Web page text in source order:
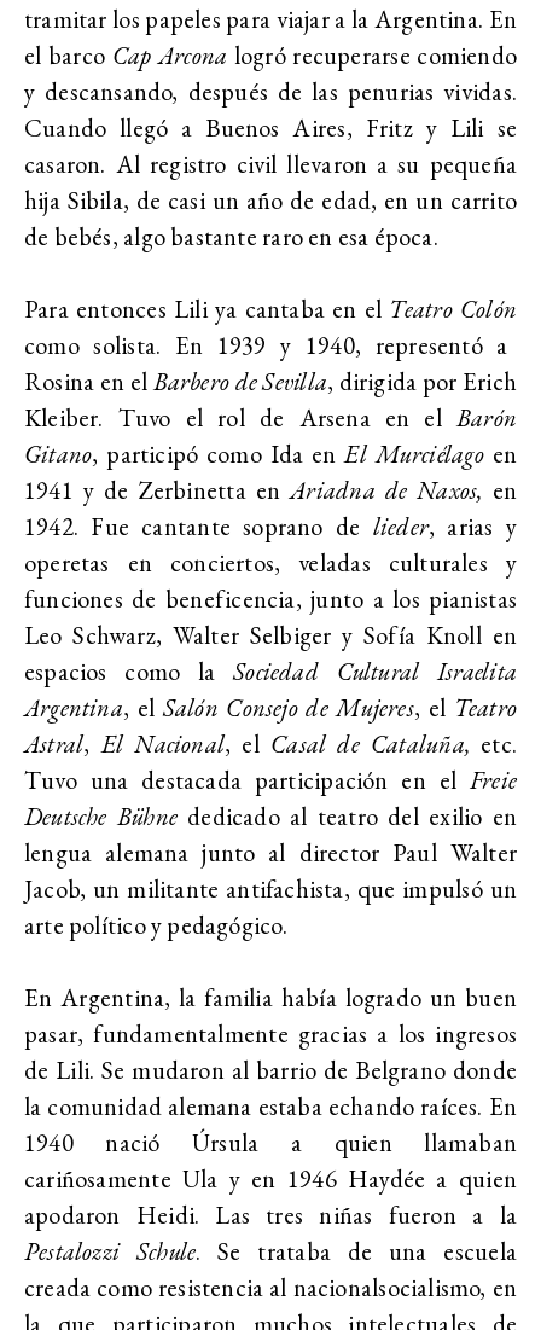
tramitar los papeles para viajar a la Argentina. En
el barco Cap Arcona logró recuperarse comiendo
y descansando, después de las penurias vividas.
Cuando llegó a Buenos Aires, Fritz y Lili se
casaron. Al registro civil llevaron a su pequeña
hija Sibila, de casi un año de edad, en un carrito
de bebés, algo bastante raro en esa época.
Para entonces Lili ya cantaba en el Teatro Colón
como solista. En 1939 y 1940, representó a
Rosina en elBarbero de Sevilla, dirigida por Erich
Kleiber. Tuvo el rol de Arsena en elBarón
Gitano, participó como Ida enEl Murciélagoen
1941 y de Zerbinetta enAriadna de Naxos, en
1942. Fue cantante soprano de lieder, arias y
operetas en conciertos, veladas culturales y
funciones de beneficencia, junto a los pianistas
Leo Schwarz, Walter Selbiger y Sofía Knoll en
espacios como laSociedad Cultural Israelita
Argentina, elSalón Consejo de Mujeres, el Teatro
Astral,El Nacional, el Casal de Cataluña, etc.
Tuvo una destacada participación en el Freie
Deutsche Bühnededicado al teatro del exilio en
lengua alemana junto al director Paul Walter
Jacob, un militante antifachista, que impulsó un
arte político y pedagógico.
En Argentina, la familia había logrado un buen
pasar, fundamentalmente gracias a los ingresos
de Lili. Se mudaron al barrio de Belgrano donde
la comunidad alemana estaba echando raíces. En
1940 nació Úrsula a quien llamaban
cariñosamente Ula y en 1946 Haydée a quien
apodaron Heidi. Las tres niñas fueron a la
Pestalozzi Schule. Se trataba de una escuela
creada como resistencia al nacionalsocialismo, en
la que participaron muchos intelectuales de